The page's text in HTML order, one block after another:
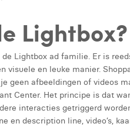
Lightbox?
Lightbox ad familie. Er is
visuele en leuke manier.
geen afbeeldingen of videos
Center. Het principe is dat
interacties getriggerd
en description line, video’s,